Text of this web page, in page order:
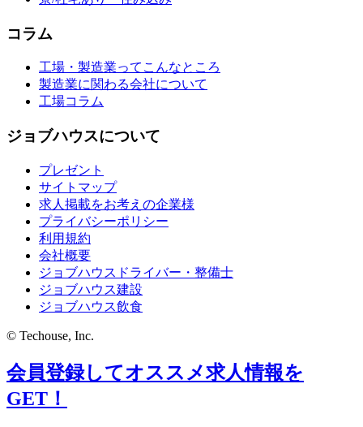
コラム
工場・製造業ってこんなところ
製造業に関わる会社について
工場コラム
ジョブハウスについて
プレゼント
サイトマップ
求人掲載をお考えの企業様
プライバシーポリシー
利用規約
会社概要
ジョブハウスドライバー・整備士
ジョブハウス建設
ジョブハウス飲食
© Techouse, Inc.
会員登録してオススメ求人情報を
GET！